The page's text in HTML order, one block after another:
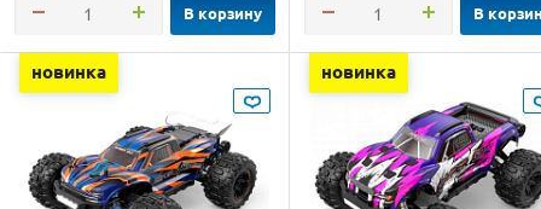
В корзину В
новинка новинка